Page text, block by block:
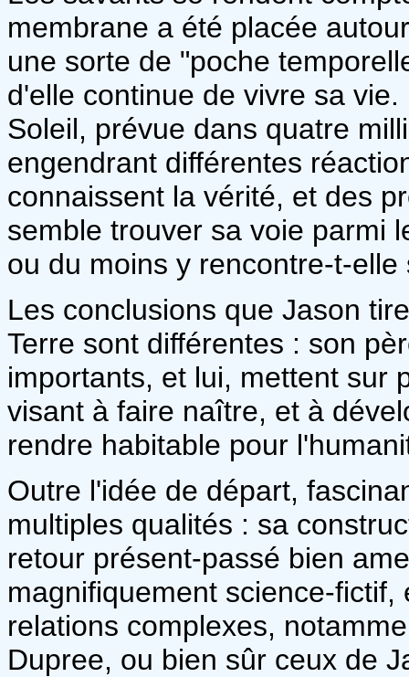
membrane a été placée
une sorte de "poche
d'elle continue de vivre sa
Soleil, prévue dans quatre
engendrant différentes
connaissent la vérité, et des
semble trouver sa voie parmi
ou du moins y rencontre-t-
Les conclusions que Jason
Terre sont différentes : son
importants, et lui, mettent sur
visant à faire naître, et à
rendre habitable pour
Outre l'idée de départ,
multiples qualités : sa
retour présent-passé bien
magnifiquement science-
relations complexes,
Dupree, ou bien sûr ceux de